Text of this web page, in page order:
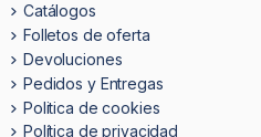
Catálogos
Folletos de oferta
Devoluciones
Pedidos y Entregas
Politica de cookies
Política de privacidad